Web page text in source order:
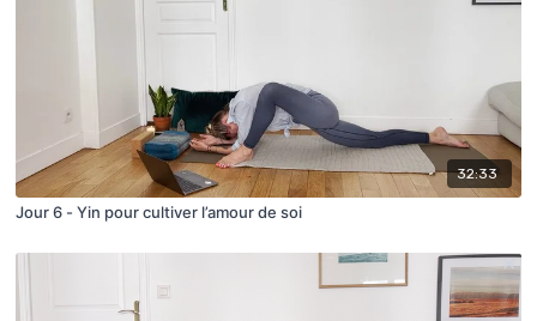
32:33
Jour 6 - Yin pour cultiver l’amour de soi